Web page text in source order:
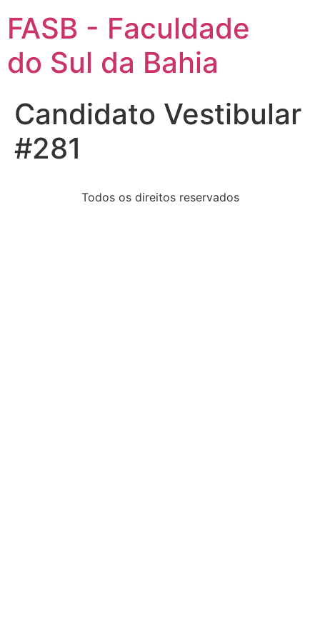
FASB - Faculdade
do Sul da Bahia
Candidato Vestibular
#281
Todos os direitos reservados